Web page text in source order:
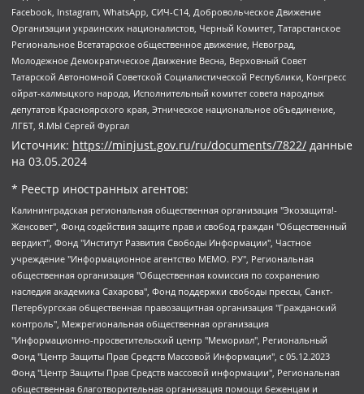
Facebook, Instagram, WhatsApp, СИЧ-С14, Добровольческое Движение
Организации украинских националистов, Черный Комитет, Татарстанское
Региональное Всетатарское общественное движение, Невоград,
Молодежное Демократическое Движение Весна, Верховный Совет
Татарской Автономной Советской Социалистической Республики, Конгресс
ойрат-калмыцкого народа, Исполнительный комитет совета народных
депутатов Красноярского края, Этническое национальное объединение,
ЛГБТ, Я.МЫ Сергей Фургал
Источник: https://minjust.gov.ru/ru/documents/7822/ данные
на 03.05.2024
* Реестр иностранных агентов:
Калининградская региональная общественная организация "Экозащита!-Женсовет", Фонд содействия защите прав и свобод граждан "Общественный вердикт", Фонд "Институт Развития Свободы Информации", Частное учреждение "Информационное агентство МЕМО. РУ", Региональная общественная организация "Общественная комиссия по сохранению наследия академика Сахарова", Фонд поддержки свободы прессы, Санкт-Петербургская общественная правозащитная организация "Гражданский контроль", Межрегиональная общественная организация "Информационно-просветительский центр "Мемориал", Региональный Фонд "Центр Защиты Прав Средств Массовой Информации", с 05.12.2023 Фонд "Центр Защиты Прав Средств массовой информации", Региональная общественная благотворительная организация помощи беженцам и мигрантам "Гражданское содействие", Негосударственное образовательное учреждение дополнительного профессионального образования (повышение квалификации) специалистов "АКАДЕМИЯ ПО ПРАВАМ ЧЕЛОВЕКА", Свердловская региональная общественная организация "Сутяжник", Автономная некоммерческая организация "Центр независимых социологических исследований", Союз общественных объединений "Российский исследовательский центр по правам человека", Региональное общественное учреждение научно-информационный центр "МЕМОРИАЛ", Некоммерческая организация "Фонд защиты гласности", Автономная некоммерческая организация "Институт прав человека", Городская общественная организация "Екатеринбургское общество "МЕМОРИАЛ", Городская общественная организация "Рязанское историко-просветительское и правозащитное общество "Мемориал" (Рязанский Мемориал), Челябинский региональный орган общественной самодеятельности – женское общественное объединение "Женщины Евразии", Челябинский региональный орган общественной самодеятельности "Уральская правозащитная группа", Фонд содействия защите здоровья и социальной справедливости имени Андрея Рылькова, Автономная Некоммерческая Организация "Аналитический Центр Юрия Левады", Автономная некоммерческая организация социальной поддержки населения "Проект Апрель", Региональная общественная организация помощи женщинам и детям, находящимся в кризисной ситуации "Информационно-методический центр "Анна", Фонд содействия развитию массовых коммуникаций и правовому просвещению "Так-так-Так", Фонд содействия устойчивому развитию "Серебряная тайга", Свердловский региональный общественный фонд социальных проектов "Новое время", "Idel.Реалии", Кавказ.Реалии, Крым.Реалии, Телеканал Настоящее Время, Татаро-башкирская служба Радио Свобода (Azatliq Radiosi), Радио Свободная Европа/Радио Свобода (PCE/PC), "Сибирь.Реалии", "Фактограф", Благотворительный фонд помощи осужденным и их семьям, Автономная некоммерческая организация "Институт глобализации и социальных движений", Фонд "В защиту прав заключенных", Частное учреждение "Центр поддержки и содействия развитию средств массовой информации", Пензенский региональный общественный благотворительный фонд "Гражданский союз", "Север.Реалии", Некоммерческая организация Фонд "Правовая инициатива", Общество с ограниченной ответственностью "Радио Свободная Европа/Радио Свобода", Чешское информационное агентство "MEDIUM-ORIENT", Красноярская региональная общественная организация "Мы против СПИДа", Камалягин Денис Николаевич, Маркелов Сергей Евгеньевич, Пономарев Лев Александрович, Савицкая Людмила Алексеевна, Автономная некоммерческая организация "Центр по работе с проблемой насилия "НАСИЛИЮ.НЕТ", Межрегиональный профессиональный союз работников здравоохранения "Альянс врачей", Юридическое лицо, зарегистрированное в Латвийской Республике, SIA "Medusa Project" (регистрационный номер 40103797863, дата регистрации 10.06.2014), Некоммерческая организация "Фонд по борьбе с коррупцией", Автономная некоммерческая организация "Институт права и публичной политики", Баданин Роман Сергеевич, Гликин Максим Александрович, Железнова Мария Михайловна, Лукьянова Юлия Сергеевна, Маетная Елизавета Витальевна, Маняхин Петр Борисович, Чуракова Ольга Владимировна, Ярош Юлия Петровна, Юридическое лицо "The Insider SIA", зарегистрированное в Риге, Латвийская Республика (дата регистрации 26.06.2015), являющееся администратором доменного имени интернет-издания "The Insider SIA", https://theins.ru, Постернак Алексей Евгеньевич, Рубин Михаил Аркадьевич, Анин Роман Александрович, Юридическое лицо Istories fonds, зарегистрированное в Латвийской Республике (регистрационный номер 50008295751, дата регистрации 24.02.2020), Великовский Дмитрий Александрович, Долинина Ирина Николаевна, Мароховская Алеся Алексеевна, Шлейнов Роман Юрьевич, Шмагун Олеся Валентиновна, Общество с ограниченной ответственностью "Альтаир 2021", Общество с ограниченной ответственностью "Вега 2021", Общество с ограниченной ответственностью "Главный редактор 2021", Общество с ограниченной ответственностью "Ромашки монолит", Важенков Артем Валерьевич, Ивановская областная общественная организация "Центр гендерных исследований", Гурман Юрий Альбертович, Медиапроект "ОВД-Инфо", Егоров Владимир Владимирович, Жилинский Владимир Александрович, Общество с ограниченной ответственностью "ЗП", Иванова София Юрьевна, Карезина Инна Павловна, Кильтау Екатерина Викторовна, Петров Алексей Викторович, Пискунов Сергей Евгеньевич, Смирнов Сергей Сергеевич, Тихонов Михаил Сергеевич, Общество с ограниченной ответственностью "ЖУРНАЛИСТ-ИНОСТРАННЫЙ АГЕНТ", Арапова Галина Юрьевна, Вольтская Татьяна Анатольевна, Американская компания "Mason G.E.S. Anonymous Foundation" (США), являющаяся владельцем интернет-издания https://mnews.world/, Компания "Stichting Bellingcat", зарегистрированная в Нидерландах (дата регистрации 11.07.2018), Захаров Андрей Вячеславович, Клепиковская Екатерина Дмитриевна, Общество с ограниченной ответственностью "МЕМО", Перл Роман Александрович, Симонов Евгений Алексеевич, Соловьева Елена Анатольевна, Сотников Даниил Владимирович, Сурначева Елизавета Дмитриевна, Автономная некоммерческая организация по защите прав человека и информированию населения "Якутия – Наше Мнение", Общество с ограниченной ответственностью "Москоу диджитал медиа", с 26.01.2023 Общество с ограниченной ответственностью "Чайка Белые сады", Ветошкина Валерия Валерьевна, Заговора Максим Александрович, Межрегиональное общественное движение "Российская ЛГБТ - сеть", Оленичев Максим Владимирович, Павлов Иван Юрьевич, Скворцова Елена Сергеевна, Общество с ограниченной ответственностью "Как бы инагент", Кочетков Игорь Викторович, Общество с ограниченной ответственностью "Честные выборы", Еланчик Олег Александрович, Общество с ограниченной ответственностью "Нобелевский призыв", Гималова Регина Эмилевна, Григорьев Андрей Валерьевич, Григорьева Алина Александровна, Ассоциация по содействию защите прав призывников, альтернативнослужащих и военнослужащих "Правозащитная группа "Гражданин.Армия.Право", Хисамова Регина Фаритовна, Автономная некоммерческая организация по реализации социально-правовых программ "Лилит", Дальневосточное общественное движение "Маяк", Санкт-Петербургская ЛГБТ-инициативная группа "Выход", Инициативная группа ЛГБТ+ "Реверс", Алексеев Андрей Викторович, Бекбулатова Таисия Львовна, Беляев Иван Михайлович, Владыкина Елена Сергеевна, Гельман Марат Александрович, Никульшина Вероника Юрьевна, Толоконникова Надежда Андреевна, Шендерович Виктор Анатольевич, Общество с ограниченной ответственностью "Данное сообщение", Общество с ограниченной ответственностью Издательский дом "Новая глава", Айнбиндер Александра Александровна, Московский комьюнити-центр для ЛГБТ+инициатив, Благотворительный фонд развития филантропии, Deutsche Welle (Германия, Kurt-Schumacher-Strasse 3, 53113 Bonn), Борзунова Мария Михайловна, Воробьев Виктор Викторович, Голубева Анна Львовна, Константинова Алла Михайловна, Малкова Ирина Владимировна, Мурадов Мурад Абдулгалимович, Осетинская Елизавета Николаевна, Понасенков Евгений Николаевич, Ганапольский Матвей Юрьевич, Киселев Евгений Алексеевич, Борухович Ирина Григорьевна, Дремин Иван Тимофеевич, Дубровский Дмитрий Викторович, Красноярская региональная общественная организация поддержки и развития альтернативных образовательных технологий и межкультурных коммуникаций "ИНТЕРРА", Маяковская Екатерина Алексеевна, Фейгин Марк Захарович, Филимонов Андрей Викторович, Дзугкоева Регина Николаевна, Доброхотов Роман Александрович, Дудь Юрий Александрович, Елкин Сергей Владимирович, Кругликов Кирилл Игоревич, Сабунаева Мария Леонидовна, Семенов Алексей Владимирович, Шаинян Карен Багратович, Шульман Екатерина Михайловна, Асафьев Артур Валерьевич, Вахштайн Виктор Семенович, Венедиктов Алексей Алексеевич, Лушникова Екатерина Евгеньевна, Волков Леонид Михайлович, Невзоров Александр Глебович, Пархоменко Сергей Борисович, Сироткин Ярослав Николаевич, Кара-Мурза Владимир Владимирович, Баранова Наталья Владимировна, Гозман Леонид Яковлевич, Кагарлицкий Борис Юльевич, Климарев Михаил Валерьевич, Милов Владимир Станиславович, Автономная некоммерческая организация Краснодарский центр современного искусства "Типография", Моргенштерн Алишер Тагирович, Соболь Любовь Эдуардовна, Общество с ограниченной ответственностью "ЛИЗА НОРМ", Каспаров Гарри Кимович, Ходорковский Михаил Борисович, Общество с ограниченной ответственностью "Апрельские тезисы", Данилович Ирина Брониславовна, Кашин Олег Владимирович, Петров Николай Владимирович, Пивоваров Алексей Владимирович, Соколов Михаил Владимирович, Цветкова Юлия Владимировна, Чичваркин Евгений Александрович, Комитет против пыток/Команда против пыток, Общество с ограниченной ответственностью "Первый научный", Общество с ограниченной ответственностью "Вертолет и ко", Белоцерковская Вероника Борисовна, Кац Максим Евгеньевич, Лазарева Татьяна Юрьевна, Шаведдинов Руслан Табризович, Яшин Илья Валерьевич, Общество с ограниченной ответственностью "Иноагент ААВ", Алешковский Дмитрий Петрович, Альбац Евгения Марковна, Быков Дмитрий Львович, Галямина Юлия Евгеньевна, Лойко Сергей Леонидович, Мартынов Кирилл Константинович, Медведев Сергей Александрович, Крашенинников Федор Геннадиевич, Гордеева Катерина Вл